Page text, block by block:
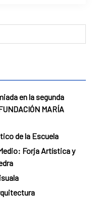
en la segunda
MARÍA
de la Escuela
Forja Artística y